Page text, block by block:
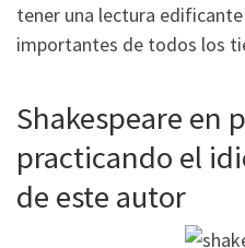
tener una lectura
importantes de todos los
Shakespeare en
practicando el
de este autor